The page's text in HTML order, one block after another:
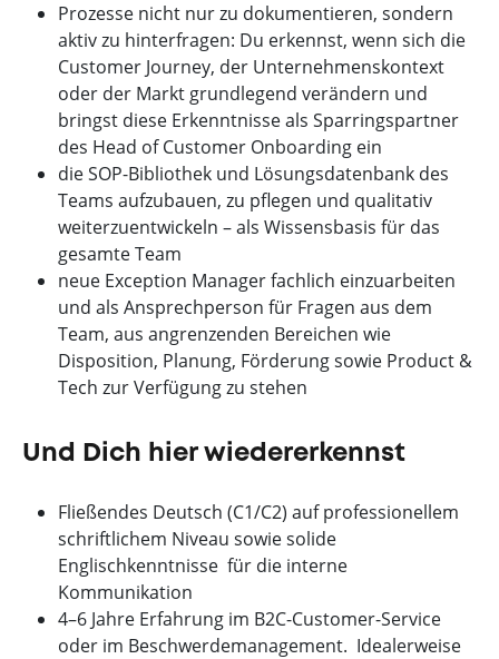
Prozesse nicht nur zu dokumentieren, sondern
aktiv zu hinterfragen: Du erkennst, wenn sich die
Customer Journey, der Unternehmenskontext
oder der Markt grundlegend verändern und
bringst diese Erkenntnisse als Sparringspartner
des Head of Customer Onboarding ein
die SOP-Bibliothek und Lösungsdatenbank des
Teams aufzubauen, zu pflegen und qualitativ
weiterzuentwickeln – als Wissensbasis für das
gesamte Team
neue Exception Manager fachlich einzuarbeiten
und als Ansprechperson für Fragen aus dem
Team, aus angrenzenden Bereichen wie
Disposition, Planung, Förderung sowie Product &
Tech zur Verfügung zu stehen
Und Dich hier wiedererkennst
Fließendes Deutsch (C1/C2) auf professionellem
schriftlichem Niveau sowie solide
Englischkenntnisse für die interne
Kommunikation
4–6 Jahre Erfahrung im B2C-Customer-Service
oder im Beschwerdemanagement. Idealerweise